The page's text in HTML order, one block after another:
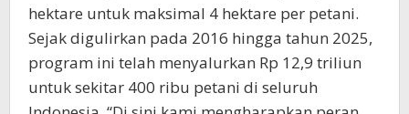
hektare untuk maksimal 4 hektare per petani.
Sejak digulirkan pada 2016 hingga tahun 2025,
program ini telah menyalurkan Rp 12,9 triliun
untuk sekitar 400 ribu petani di seluruh